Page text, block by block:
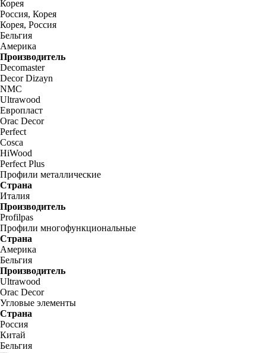
Корея
Россия, Корея
Корея, Россия
Бельгия
Америка
Производитель
Decomaster
Decor Dizayn
NMC
Ultrawood
Европласт
Orac Decor
Perfect
Cosca
HiWood
Perfect Plus
Профили металлические
Страна
Италия
Производитель
Profilpas
Профили многофункциональные
Страна
Америка
Бельгия
Производитель
Ultrawood
Orac Decor
Угловые элементы
Страна
Россия
Китай
Бельгия